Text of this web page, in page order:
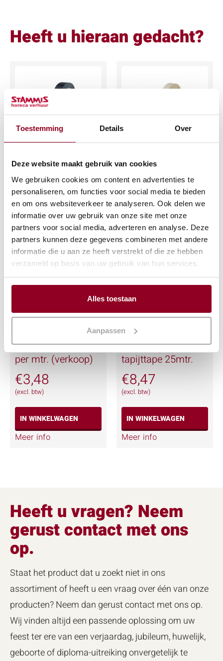
Toestemming Details Over
Deze website maakt gebruik van cookies
We gebruiken cookies om content en advertenties te
personaliseren, om functies voor social media te bieden
en om ons websiteverkeer te analyseren. Ook delen we
informatie over uw gebruik van onze site met onze
partners voor social media, adverteren en analyse. Deze
partners kunnen deze gegevens combineren met andere
informatie die u aan ze heeft verstrekt of die ze hebben
verzameld op basis van uw gebruik van hun services.
Alles toestaan
Aanpassen
Heeft u hieraan gedacht?
Tape zwart linnen
€17,93
(excl. btw)
IN WINKELWAGEN
Meer info
Tape wit linnen
€17,93
(excl. btw)
IN WINKELWAGEN
Meer info
Klittenband tape
per mtr. (verkoop)
€3,48
(excl. btw)
IN WINKELWAGEN
Meer info
Dubbelzijdig
tapijttape 25mtr.
€8,47
(excl. btw)
IN WINKELWAGEN
Meer info
Heeft u vragen? Neem
gerust contact met ons
op.
Staat het product dat u zoekt niet in ons
assortiment of heeft u een vraag over één van onze
producten? Neem dan gerust contact met ons op.
Wij vinden altijd een passende oplossing om uw
feest ter ere van een verjaardag, jubileum, huwelijk,
geboorte of diploma-uitreiking onvergetelijk te